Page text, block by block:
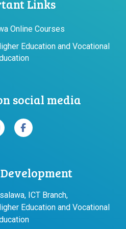
Links
Online Courses
Education and Vocational
social media
ICT Branch,
Education and Vocational